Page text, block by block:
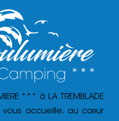
*** à LA TREMBLADE
vous accueille, au cœur